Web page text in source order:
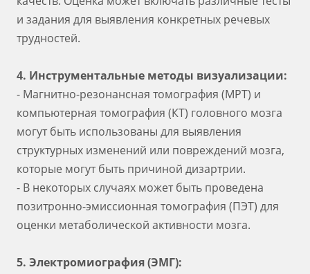
и задания для выявления конкретных речевых
трудностей.
4. Инструментальные методы визуализации:
- Магнитно-резонансная томография (МРТ) и
компьютерная томография (КТ) головного мозга
могут быть использованы для выявления
структурных изменений или повреждений мозга,
которые могут быть причиной дизартрии.
- В некоторых случаях может быть проведена
позитронно-эмиссионная томография (ПЭТ) для
оценки метаболической активности мозга.
5. Электромиография (ЭМГ):